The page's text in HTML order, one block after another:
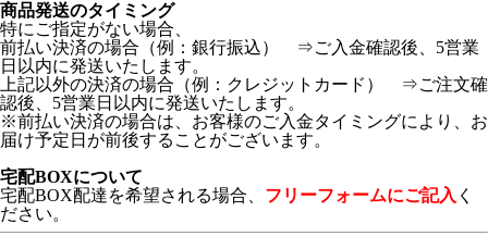
商品発送のタイミング
特にご指定がない場合、
前払い決済の場合（例：銀行振込） ⇒ご入金確認後、5営業
日以内に発送いたします。
上記以外の決済の場合（例：クレジットカード） ⇒ご注文確
認後、5営業日以内に発送いたします。
※前払い決済の場合は、お客様のご入金タイミングにより、お
届け予定日が前後することがございます。
宅配BOXについて
宅配BOX配達を希望される場合、 フリーフォームにご記入 く
ださい。